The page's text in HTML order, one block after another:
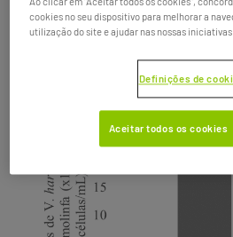
cookies no seu dispositivo para melhorar a
utilização do site e ajudar nas nossas
Definições de
Aceitar todos os cookies